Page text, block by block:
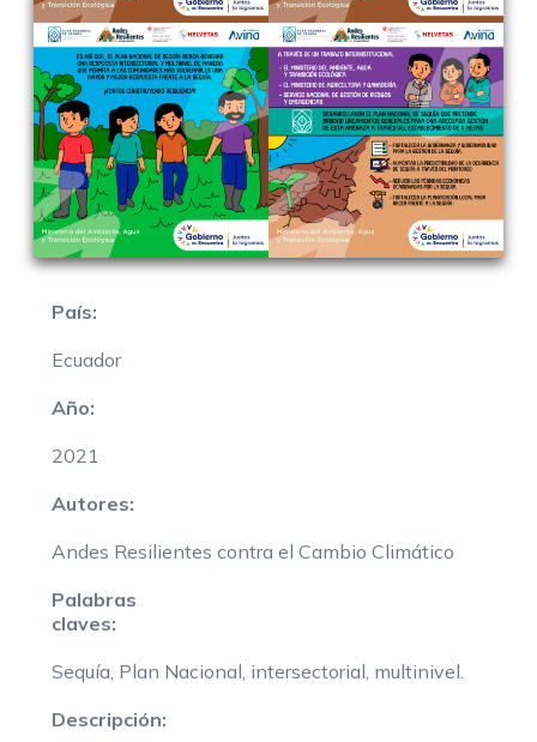
País:
Ecuador
Año:
2021
Autores:
Andes Resilientes contra el Cambio Climático
Palabras
claves:
Sequía, Plan Nacional, intersectorial, multinivel.
Descripción: